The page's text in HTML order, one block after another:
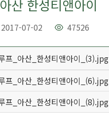
산 한성티앤아이
2017-07-02 47526
프_아산_한성티앤아이_(3).jpg
프_아산_한성티앤아이_(6).jpg
프_아산_한성티앤아이_(8).jpg